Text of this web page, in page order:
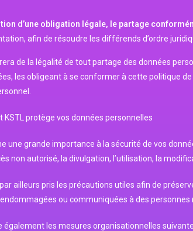
d’une obligation légale, le partage
afin de résoudre les différends d’ordre
de la légalité de tout partage des données
les obligeant à se conformer à cette politique
KSTL protège vos données personnelles
une grande importance à la sécurité de vos
non autorisé, la divulgation, l’utilisation, la
ailleurs pris les précautions utiles afin de
ou communiquées à des personnes
également les mesures organisationnelles